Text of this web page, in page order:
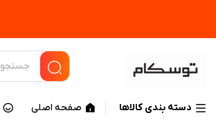
دسته بندی کالاها صفحه اصلی